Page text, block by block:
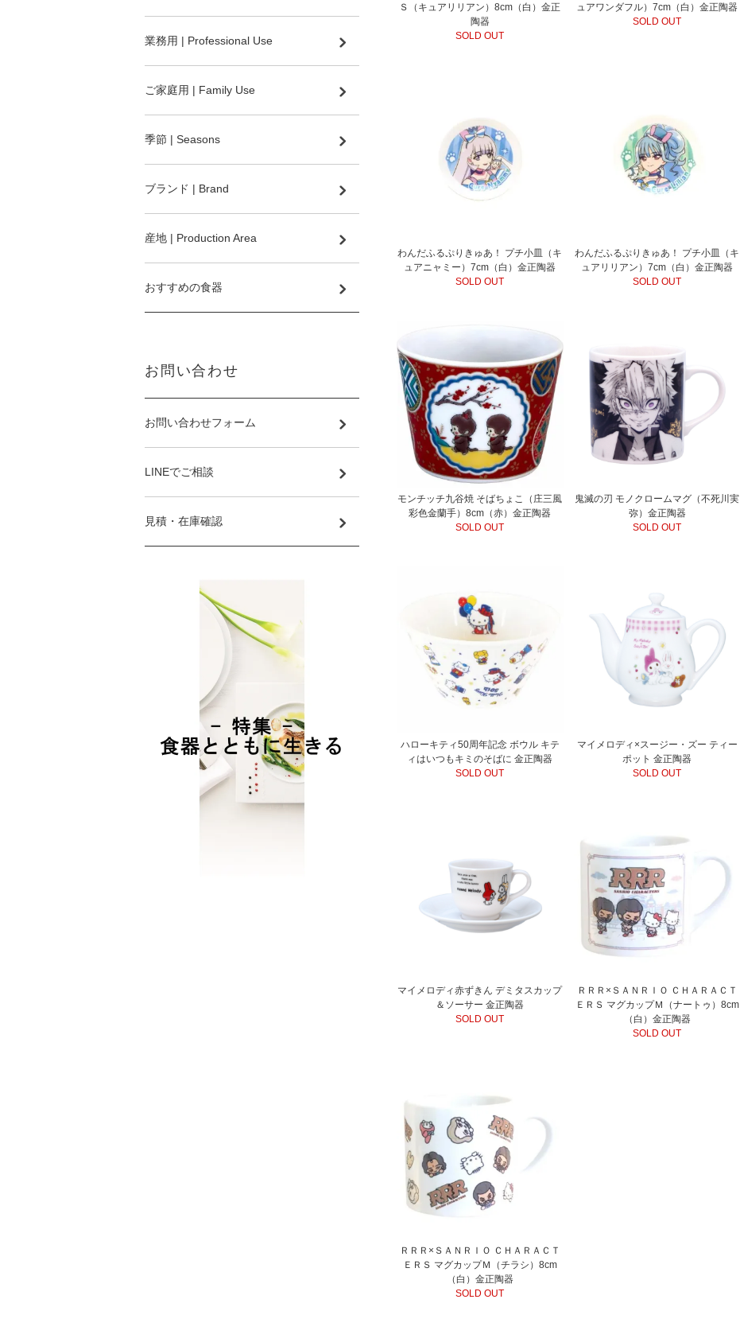
Ｓ（キュアリリアン）8cm（白）金正
陶器
SOLD OUT
ュアワンダフル）7cm（白）金正陶器
SOLD OUT
わんだふるぷりきゅあ！ プチ小皿（キ
ュアニャミー）7cm（白）金正陶器
SOLD OUT
わんだふるぷりきゅあ！ プチ小皿（キ
ュアリリアン）7cm（白）金正陶器
SOLD OUT
モンチッチ九谷焼 そばちょこ（庄三風
彩色金蘭手）8cm（赤）金正陶器
SOLD OUT
鬼滅の刃 モノクロームマグ（不死川実
弥）金正陶器
SOLD OUT
ハローキティ50周年記念 ボウル キテ
ィはいつもキミのそばに 金正陶器
SOLD OUT
マイメロディ×スージー・ズー ティー
ポット 金正陶器
SOLD OUT
マイメロディ赤ずきん デミタスカップ
＆ソーサー 金正陶器
SOLD OUT
ＲＲＲ×ＳＡＮＲＩＯ ＣＨＡＲＡＣＴ
ＥＲＳ マグカップＭ（ナートゥ）8cm
（白）金正陶器
SOLD OUT
ＲＲＲ×ＳＡＮＲＩＯ ＣＨＡＲＡＣＴ
ＥＲＳ マグカップＭ（チラシ）8cm
（白）金正陶器
SOLD OUT
業務用 | Professional Use
ご家庭用 | Family Use
季節 | Seasons
ブランド | Brand
産地 | Production Area
おすすめの食器
お問い合わせ
お問い合わせフォーム
LINEでご相談
見積・在庫確認